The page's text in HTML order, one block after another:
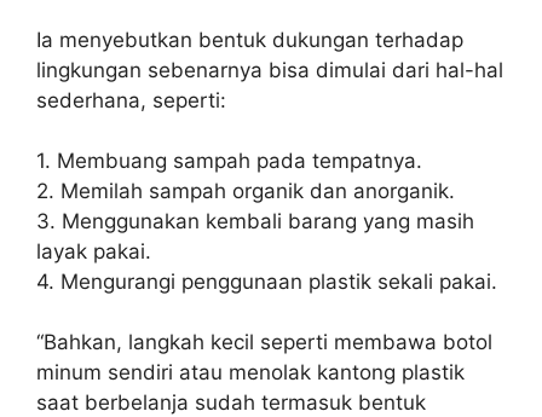
Ia menyebutkan bentuk dukungan terhadap
lingkungan sebenarnya bisa dimulai dari hal-hal
sederhana, seperti:
1.⁠ ⁠Membuang sampah pada tempatnya.
2.⁠ ⁠Memilah sampah organik dan anorganik.
3.⁠ ⁠Menggunakan kembali barang yang masih
layak pakai.
4.⁠ ⁠Mengurangi penggunaan plastik sekali pakai.
“Bahkan, langkah kecil seperti membawa botol
minum sendiri atau menolak kantong plastik
saat berbelanja sudah termasuk bentuk